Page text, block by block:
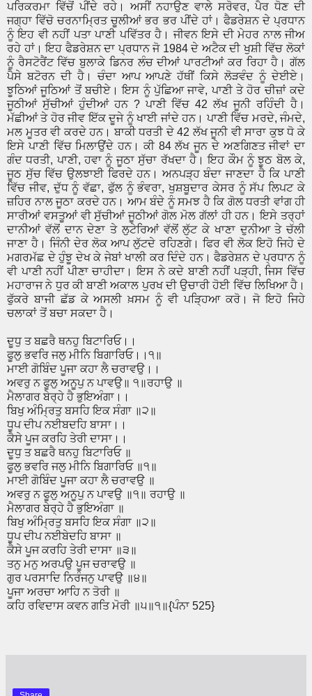
ਪਰਿਕਰਮਾ ਵਿੱਚੋਂ ਪੀਂਦੇ ਰਹੇ। ਅਸੀਂ ਨਹਾਉਣ ਵਾਲੇ ਸਰੋਵਰ, ਪੈਰ ਧੋਣ ਦੀ
ਜਗ੍ਹਾ ਵਿੱਚੋ ਚਰਨਾਮ੍ਰਿਤ ਚੂਲੀਆਂ ਭਰ ਭਰ ਪੀਂਦੇ ਹਾਂ। ਫੈਡਰੇਸ਼ਨ ਦੇ ਪ੍ਰਧਾਨ
ਨੂੰ ਇਹ ਵੀ ਨਹੀਂ ਪਤਾ ਪਾਣੀ ਪਵਿੱਤਰ ਹੈ। ਜੀਵਨ ਇਸੇ ਦੀ ਮੇਹਰ ਨਾਲ ਜੀਅ
ਰਹੇ ਹਾਂ। ਇਹ ਫੈਡਰੇਸ਼ਨ ਦਾ ਪ੍ਰਧਾਨ ਜੋ 1984 ਦੇ ਅਟੈਕ ਦੀ ਖੁਸ਼ੀ ਵਿੱਚ ਲੋਕਾਂ
ਨੂੰ ਰੈਸਟੋਰੈਂਟ ਵਿੱਚ ਬੁਲਾਕੇ ਡਿਨਰ ਲੰਚ ਦੀਆਂ ਪਾਰਟੀਆਂ ਕਰ ਰਿਹਾ ਹੈ। ਗੱਲ
ਪੈਸੇ ਬਟੋਰਨ ਦੀ ਹੈ। ਚੰਦਾ ਆਪ ਆਪਣੇ ਹੱਥੀਂ ਕਿਸੇ ਲੋੜਵੰਦ ਨੂੰ ਦੇਈਏ।
ਝੂਠਿਆਂ ਜੂਠਿਆਂ ਤੋਂ ਬਚੀਏ। ਇਸ ਨੂੰ ਪੁੱਛਿਆ ਜਾਵੇ, ਪਾਣੀ ਤੇ ਹੋਰ ਚੀਜ਼ਾਂ ਕਦੇ
ਜੂਠੀਆਂ ਸੁੱਚੀਆਂ ਹੁੰਦੀਆਂ ਹਨ ? ਪਾਣੀ ਵਿੱਚ 42 ਲੱਖ ਜੂਨੀ ਰਹਿੰਦੀ ਹੈ।
ਮੱਛੀਆਂ ਤੇ ਹੋਰ ਜੀਵ ਇੱਕ ਦੂਜੇ ਨੂੰ ਖਾਈ ਜਾਂਦੇ ਹਨ। ਪਾਣੀ ਵਿੱਚ ਮਰਦੇ, ਜੰਮਦੇ,
ਮਲ ਮੂਤਰ ਵੀ ਕਰਦੇ ਹਨ। ਬਾਕੀ ਧਰਤੀ ਦੇ 42 ਲੱਖ ਜੂਨੀ ਵੀ ਸਾਰਾ ਕੁਝ ਧੋ ਕੇ
ਇਸੇ ਪਾਣੀ ਵਿੱਚ ਮਿਲਾਉਂਦੇ ਹਨ। ਕੀ 84 ਲੱਖ ਜੂਨ ਦੇ ਅਣਗਿਣਤ ਜੀਵਾਂ ਦਾ
ਗੰਦ ਧਰਤੀ, ਪਾਣੀ, ਹਵਾ ਨੂੰ ਜੂਠਾ ਸੁੱਚਾ ਰੱਖਦਾ ਹੈ। ਇਹ ਕੌਮ ਨੂੰ ਝੂਠ ਬੋਲ ਕੇ,
ਜੂਠ ਸੁੱਚ ਵਿੱਚ ਉਲਝਾਈ ਫਿਰਦੇ ਹਨ। ਅਨਪੜ੍ਹ ਬੰਦਾ ਜਾਣਦਾ ਹੈ ਕਿ ਪਾਣੀ
ਵਿੱਚ ਜੀਵ, ਦੁੱਧ ਨੂੰ ਵੱਛਾ, ਫੁੱਲ ਨੂੰ ਭੰਵਰਾ, ਖੁਸ਼ਬੂਦਾਰ ਕੇਸਰ ਨੂੰ ਸੱਪ ਲਿਪਟ ਕੇ
ਜ਼ਹਿਰ ਨਾਲ ਜੂਠਾ ਕਰਦੇ ਹਨ। ਆਮ ਬੰਦੇ ਨੂੰ ਸਮਝ ਹੈ ਕਿ ਗੋਲ ਧਰਤੀ ਵਾਂਗ ਹੀ
ਸਾਰੀਆਂ ਵਸਤੂਆਂ ਵੀ ਸੁੱਚੀਆਂ ਜੂਠੀਆਂ ਗੋਲ ਮੋਲ ਗੱਲਾਂ ਹੀ ਹਨ। ਇਸੇ ਤਰ੍ਹਾਂ
ਦਾਨੀਆਂ ਵੱਲੋਂ ਦਾਨ ਦੇਣਾ ਤੇ ਲੁਟੇਰਿਆਂ ਵੱਲੋਂ ਲੁੱਟ ਕੇ ਖਾਣਾ ਦੁਨੀਆ ਤੇ ਚੱਲੀ
ਜਾਣਾ ਹੈ। ਜਿੰਨੀ ਦੇਰ ਲੋਕ ਆਪ ਲੁੱਟਦੇ ਰਹਿਣਗੇ। ਫਿਰ ਵੀ ਲੋਕ ਇਹੋ ਜਿਹੇ ਦੇ
ਮਗਰਮੱਛ ਦੇ ਹੁੰਝੂ ਦੇਖ ਕੇ ਜੇਬਾਂ ਖਾਲੀ ਕਰ ਦਿੰਦੇ ਹਨ। ਫੈਡਰੇਸ਼ਨ ਦੇ ਪ੍ਰਧਾਨ ਨੂੰ
ਵੀ ਪਾਣੀ ਨਹੀਂ ਪੀਣਾ ਚਾਹੀਦਾ। ਇਸ ਨੇ ਕਦੇ ਬਾਣੀ ਨਹੀਂ ਪੜ੍ਹੀ, ਜਿਸ ਵਿੱਚ
ਮਹਾਰਾਜ ਨੇ ਧੁਰ ਕੀ ਬਾਣੀ ਅਕਾਲ ਪੁਰਖ ਦੀ ਉਚਾਰੀ ਹੋਈ ਵਿੱਚ ਲਿਖਿਆ ਹੈ।
ਫੁੱਕਰੇ ਬਾਜੀ ਛੱਡ ਕੇ ਅਸਲੀ ਖ਼ਸਮ ਨੂੰ ਵੀ ਪੜ੍ਹਿਆ ਕਰੋ। ਜੋ ਇਹੋ ਜਿਹੇ
ਚਲਾਕਾਂ ਤੋਂ ਬਚਾ ਸਕਦਾ ਹੈ।
ਦੂਧੁ ਤ ਬਛਰੈ ਥਨਹੁ ਬਿਟਾਰਿਓ।।
ਫੂਲੁ ਭਵਰਿ ਜਲੁ ਮੀਨਿ ਬਿਗਾਰਿਓ।।੧॥
ਮਾਈ ਗੋਬਿੰਦ ਪੂਜਾ ਕਹਾ ਲੈ ਚਰਾਵਉ।।
ਅਵਰੁ ਨ ਫੂਲੁ ਅਨੂਪੁ ਨ ਪਾਵਉ॥ ੧॥ਰਹਾਉ ॥
ਮੈਲਾਗਰ ਬੇਰ੍ਹੇ ਹੈ ਭੁਇਅੰਗਾ।।
ਬਿਖੁ ਅੰਮ੍ਰਿਤੁ ਬਸਹਿ ਇਕ ਸੰਗਾ ॥੨॥
ਧੂਪ ਦੀਪ ਨਈਬਦਹਿ ਬਾਸਾ।।
ਕੈਸੇ ਪੂਜ ਕਰਹਿ ਤੇਰੀ ਦਾਸਾ।।
ਦੂਧੁ ਤ ਬਛਰੈ ਥਨਹੁ ਬਿਟਾਰਿਓ ॥
ਫੂਲੁ ਭਵਰਿ ਜਲੁ ਮੀਨਿ ਬਿਗਾਰਿਓ ॥੧॥
ਮਾਈ ਗੋਬਿੰਦ ਪੂਜਾ ਕਹਾ ਲੈ ਚਰਾਵਉ ॥
ਅਵਰੁ ਨ ਫੂਲੁ ਅਨੂਪੁ ਨ ਪਾਵਉ ॥੧॥ ਰਹਾਉ ॥
ਮੈਲਾਗਰ ਬੇਰ੍ਹੇ ਹੈ ਭੁਇਅੰਗਾ ॥
ਬਿਖੁ ਅੰਮ੍ਰਿਤੁ ਬਸਹਿ ਇਕ ਸੰਗਾ ॥੨॥
ਧੂਪ ਦੀਪ ਨਈਬੇਦਹਿ ਬਾਸਾ ॥
ਕੈਸੇ ਪੂਜ ਕਰਹਿ ਤੇਰੀ ਦਾਸਾ ॥੩॥
ਤਨੁ ਮਨੁ ਅਰਪਉ ਪੂਜ ਚਰਾਵਉ ॥
ਗੁਰ ਪਰਸਾਦਿ ਨਿਰੰਜਨੁ ਪਾਵਉ ॥੪॥
ਪੂਜਾ ਅਰਚਾ ਆਹਿ ਨ ਤੋਰੀ ॥
ਕਹਿ ਰਵਿਦਾਸ ਕਵਨ ਗਤਿ ਮੋਰੀ ॥੫॥੧॥{ਪੰਨਾ 525}